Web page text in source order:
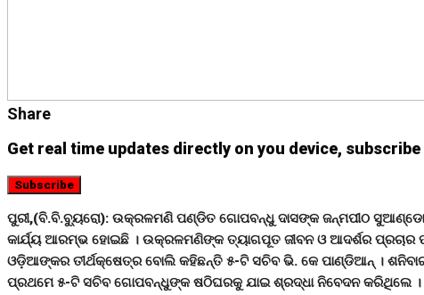
Share
Get real time updates directly on you device, subscribe
Subscribe
ପୁରୀ,(ବି.ବି.ବୁ୍ୟରୋ): ଉକ୍ରଳମଣି ପଣ୍ଡିତ ଗୋପବନ୍ଧୁ ଦାସଙ୍କ ଜନ୍ମପୀଠ ସୁଆଣ୍ଡୋ
କାର୍ଯ୍ୟ ଆରମ୍ଭ ହୋଇଛି । ଉକ୍ରଳମଣିଙ୍କ ତ୍ୟାଗପୂତ ଜୀବନ ଓ ଆଦର୍ଶର ପ୍ରଚାର
ଓଡ଼ିଆଙ୍କର ତୀର୍ଥକ୍ଷେତ୍ର ବୋଲି କହିଛନ୍ତି ୫-ଟି ସଚିବ ଭି. କେ ପାଣ୍ଡିଆନ୍ ।
ପ୍ରଥମେ ୫-ଟି ସଚିବ ଗୋପବନ୍ଧୁଙ୍କ ଷଠିଘରକୁ ଯାଇ ଶ୍ରଦ୍ଧା ନିବେଦନ କରିଥିଲେ